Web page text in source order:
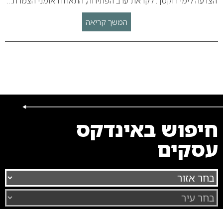
המשך קריאה
חיפוש באינדקס
עסקים